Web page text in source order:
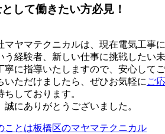
して働きたい方必見！
ヤマテクニカルは、現在電気工事
経験者、新しい仕事に挑戦したい
に指導いたしますので、安心して
いただけましたら、ぜひお気軽に ご
しております。
にありがとうございました。
ことは板橋区のマヤマテクニカル